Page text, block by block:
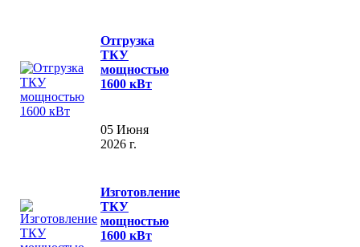
Отгрузка
ТКУ
мощностью
1600 кВт
05 Июня
2026 г.
Изготовление
ТКУ
мощностью
1600 кВт